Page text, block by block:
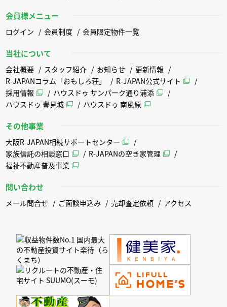
会員様メニュー
ログイン 会員制度 会員限定物件一覧
当社について
会社概要 スタッフ紹介 お知らせ
更新情報
R-JAPANコラム「おもしろ荘」
R-JAPAN公式サイト
採用情報
ハウスドゥ サンパーク通り浦添
ハウスドゥ 豊見城
ハウスドゥ 南風原
その他事業
大阪R-JAPAN相続サポートセンター
家族信託の相談窓口
R-JAPANの空き家管理
福祉不動産普及事業
問い合わせ
メール問合せ ご面談申込み 売却査定依頼 アクセス